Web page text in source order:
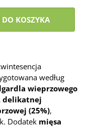
DO KOSZYKA
według
wieprzowego
delikatnej
(25%),
Dodatek mięsa